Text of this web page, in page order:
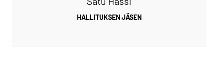
HALLITUKSEN JÄSEN